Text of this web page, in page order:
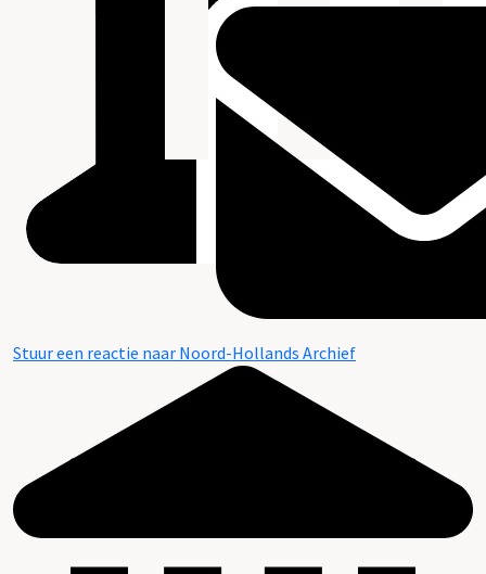
Stuur een reactie naar Noord-Hollands Archief